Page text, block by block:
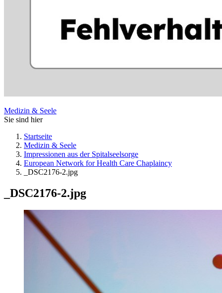
Medizin & Seele
Sie sind hier
Startseite
Medizin & Seele
Impressionen aus der Spitalseelsorge
European Network for Health Care Chaplaincy
_DSC2176-2.jpg
_DSC2176-2.jpg